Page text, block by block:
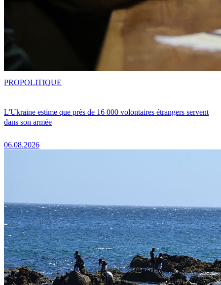
L'Ukraine estime que près de 16 000 volontaires étrangers servent
dans son armée
06.08.2026
PROPOLITIQUE